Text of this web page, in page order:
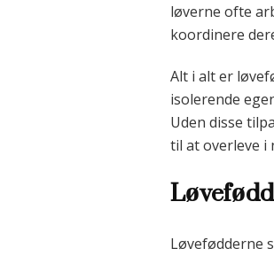
løverne ofte
koordinere
Alt i alt er
isolerende
Uden disse
til at overleve i
Løvefødderne